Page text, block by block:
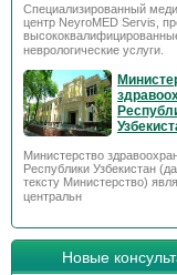
Специализированный
центр NeyroMED Servis,
неврологические услуги.
Министерство
Республики Узбекистан
тексту Министерство)
центральн
Новые